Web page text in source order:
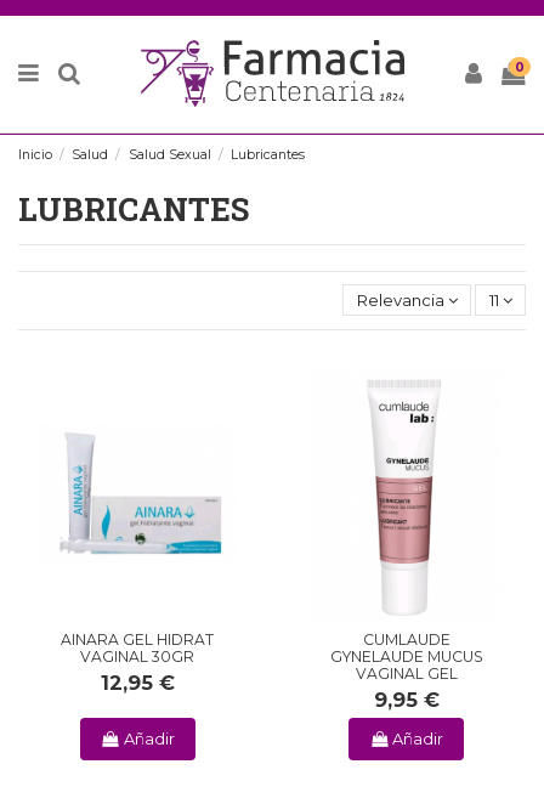
0
Inicio Salud Salud Sexual Lubricantes
LUBRICANTES
Relevancia 11
AINARA GEL HIDRAT
VAGINAL 30GR
12,95 €
Añadir
CUMLAUDE
GYNELAUDE MUCUS
VAGINAL GEL
9,95 €
Añadir